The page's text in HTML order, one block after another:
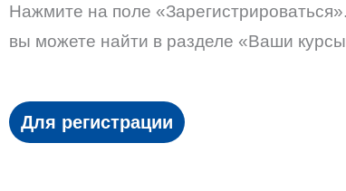
Нажмите на поле
вы можете найти в разделе «Ваши
Для регистрации